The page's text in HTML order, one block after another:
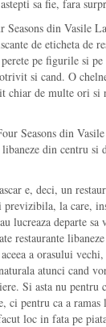
sa fie, fara
din Vasile
de eticheta de
pe figurile si
si cand. O
chiar de multe ori si
Seasons din
din centru si
e, deci, un
previzibila, la care,
lucreaza departe
restaurante
a orasului
atunci cand
Si asta nu pentru
ci pentru ca a
loc in fata pe